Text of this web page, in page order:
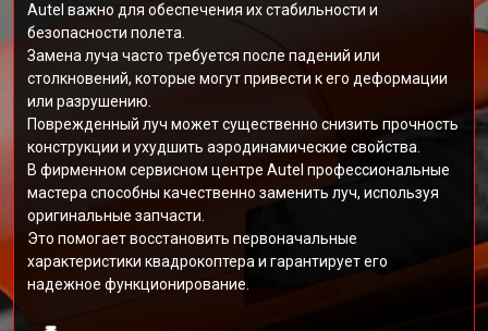
Autel важно для обеспечения их стабильности и
безопасности полета.
Замена луча часто требуется после падений или
столкновений, которые могут привести к его деформации
или разрушению.
Поврежденный луч может существенно снизить прочность
конструкции и ухудшить аэродинамические свойства.
В фирменном сервисном центре Autel профессиональные
мастера способны качественно заменить луч, используя
оригинальные запчасти.
Это помогает восстановить первоначальные
характеристики квадрокоптера и гарантирует его
надежное функционирование.